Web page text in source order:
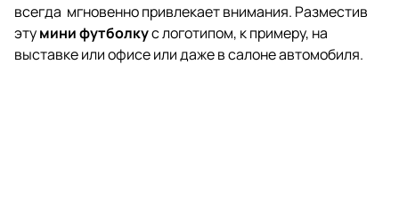
всегда мгновенно привлекает внимания. Разместив
этумини футболкус логотипом, к примеру, на
выставке или офисе или даже в салоне автомобиля.